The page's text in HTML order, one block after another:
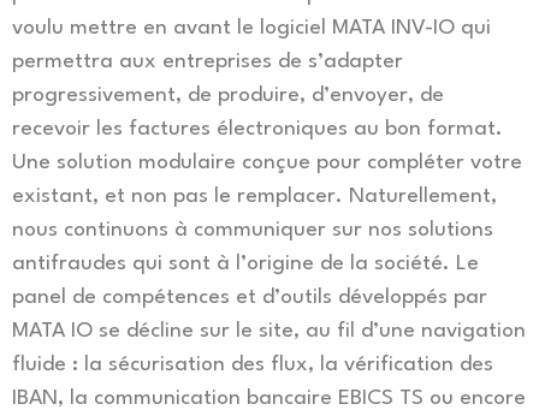
voulu mettre en avant le logiciel MATA INV-IO qui
permettra aux entreprises de s’adapter
progressivement, de produire, d’envoyer, de
recevoir les factures électroniques au bon format.
Une solution modulaire conçue pour compléter votre
existant, et non pas le remplacer. Naturellement,
nous continuons à communiquer sur nos solutions
antifraudes qui sont à l’origine de la société. Le
panel de compétences et d’outils développés par
MATA IO se décline sur le site, au fil d’une navigation
fluide : la sécurisation des flux, la vérification des
IBAN, la communication bancaire EBICS TS ou encore